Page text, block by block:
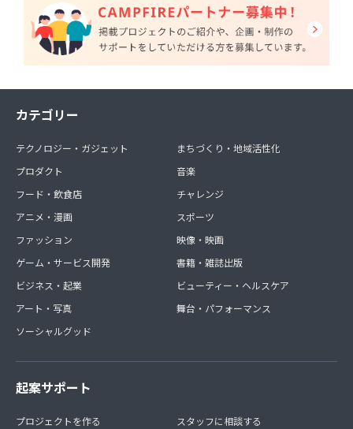
カテゴリー
テクノロジー・ガジェット
プロダクト
フード・飲食店
アニメ・漫画
ファッション
ゲーム・サービス開発
ビジネス・起業
アート・写真
ソーシャルグッド
まちづくり・地域活性化
音楽
チャレンジ
スポーツ
映像・映画
書籍・雑誌出版
ビューティー・ヘルスケア
舞台・パフォーマンス
起案サポート
プロジェクトを作る
スタッフに相談する